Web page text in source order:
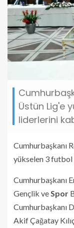
Üstün Lig'e
liderlerini
Cumhurbaşkanı
yükselen 3
Cumhurbaşkanı
Gençlik ve Spor
Cumhurbaşkanı
Akif Çağatay